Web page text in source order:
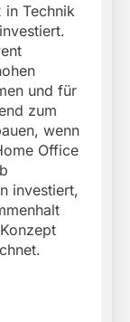
Technik
und für
zum
wenn
Office
investiert,